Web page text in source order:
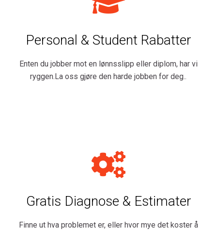
Personal & Student Rabatter
Enten du jobber mot en lønnsslipp eller diplom, har vi
ryggen.La oss gjøre den harde jobben for deg..
Gratis Diagnose & Estimater
Finne ut hva problemet er, eller hvor mye det koster å